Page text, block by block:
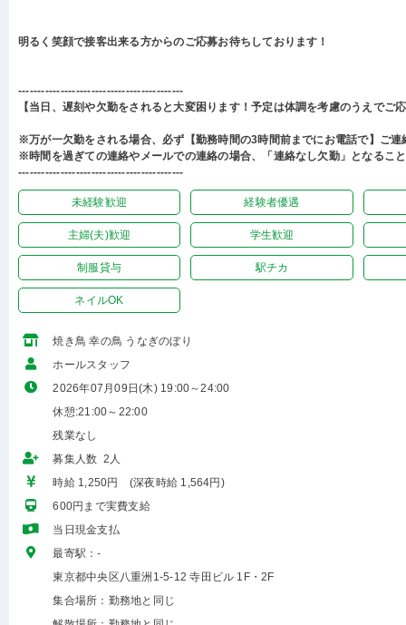
明るく笑顔で接客出来る方からのご応募お待ちしております！
-------------------------------------------
【当日、遅刻や欠勤をされると大変困ります！予定は体調を考慮のうえでご
※万が一欠勤をされる場合、必ず【勤務時間の3時間前までにお電話で】ご連
※時間を過ぎての連絡やメールでの連絡の場合、「連絡なし欠勤」となるこ
-------------------------------------------
未経験歓迎 経験者優遇
主婦(夫)歓迎 学生歓迎
制服貸与 駅チカ
ネイルOK
焼き鳥 幸の鳥 うなぎのぼり
ホールスタッフ
2026年07月09日(木) 19:00～24:00
休憩:21:00～22:00
残業なし
募集人数 2人
時給 1,250円 (深夜時給 1,564円)
600円まで実費支給
当日現金支払
最寄駅：-
東京都中央区八重洲1-5-12 寺田ビル 1F・2F
集合場所：勤務地と同じ